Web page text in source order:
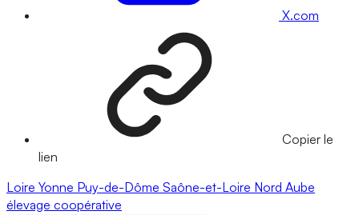
X.com
Copier le
lien
Loire Yonne Puy-de-Dôme Saône-et-Loire Nord Aube
élevage coopérative